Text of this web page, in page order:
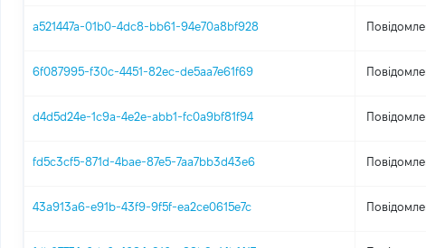
a521447a-01b0-4dc8-bb61-94e70a8bf928
6f087995-f30c-4451-82ec-de5aa7e61f69
d4d5d24e-1c9a-4e2e-abb1-fc0a9bf81f94
fd5c3cf5-871d-4bae-87e5-7aa7bb3d43e6
43a913a6-e91b-43f9-9f5f-ea2ce0615e7c